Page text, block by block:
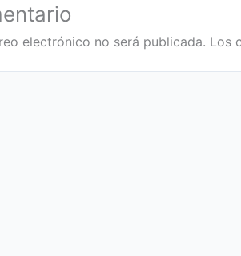
electrónico no será publicada. Los